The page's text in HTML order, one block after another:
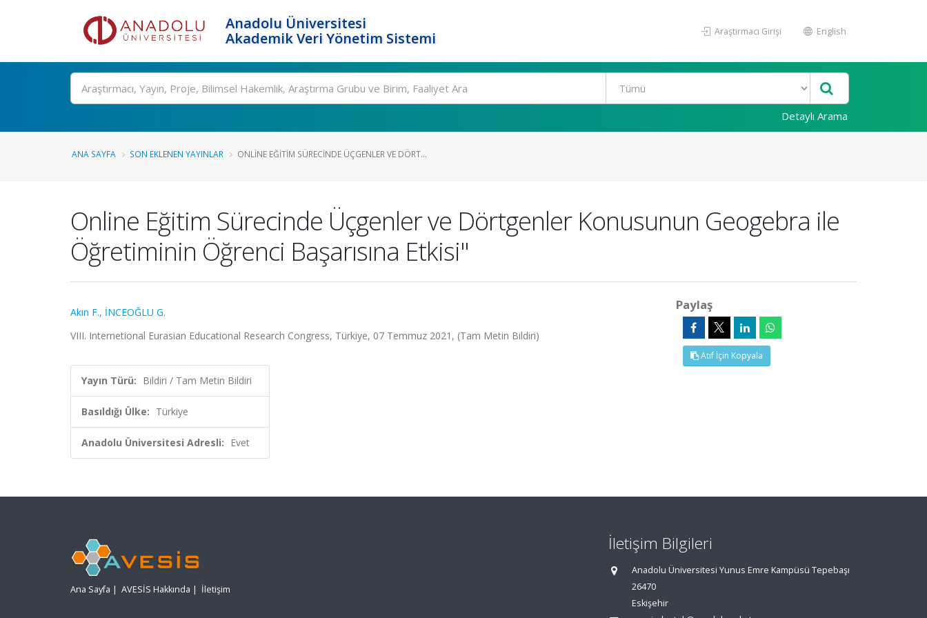
Anadolu Üniversitesi
Akademik Veri Yönetim Sistemi
Araştırmacı Girişi English
Ara
Detaylı Arama
ANA SAYFA SON EKLENEN YAYINLAR ONLINE EĞITIM SÜRECINDE ÜÇGENLER VE DÖRT...
Online Eğitim Sürecinde Üçgenler ve Dörtgenler Konusunun Geogebra ile
Öğretiminin Öğrenci Başarısına Etkisi"
Akın F., İNCEOĞLU G.
VIII. Internetional Eurasian Educational Research Congress, Türkiye, 07 Temmuz 2021, (Tam Metin Bildiri)
Yayın Türü: Bildiri / Tam Metin Bildiri
Basıldığı Ülke: Türkiye
Anadolu Üniversitesi Adresli: Evet
Paylaş
Atıf İçin Kopyala
Ana Sayfa | AVESİS Hakkında | İletişim
İletişim Bilgileri
Anadolu Üniversitesi Yunus Emre Kampüsü Tepebaşı
26470
Eskişehir